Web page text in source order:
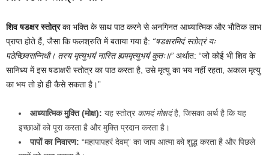
शिव षडक्षर स्तोत्रका भक्ति के साथ पाठ करने से अनगिनत आध्यात्मिक और भौतिक लाभ
प्राप्त होते हैं, जैसा कि फलश्रुति में बताया गया है: “षडक्षरमिदं स्तोत्रं यः
पठेच्छिवसन्निधौ। तस्य मृत्युभयं नास्ति ह्यपमृत्युभयं कुतः॥” अर्थात: “जो कोई भी शिव के
सानिध्य में इस षडाक्षरी स्तोत्र का पाठ करता है, उसे मृत्यु का भय नहीं रहता, अकाल मृत्यु
का भय तो हो ही कैसे सकता है।”
आध्यात्मिक मुक्ति (मोक्ष): यह स्तोत्र कामदं मोक्षदंहै, जिसका अर्थ है कि यह
इच्छाओं को पूरा करता है और मुक्ति प्रदान करता है।
पापों का निवारण: “महापापहरं देवम्” का जाप आत्मा को शुद्ध करता है और पिछले